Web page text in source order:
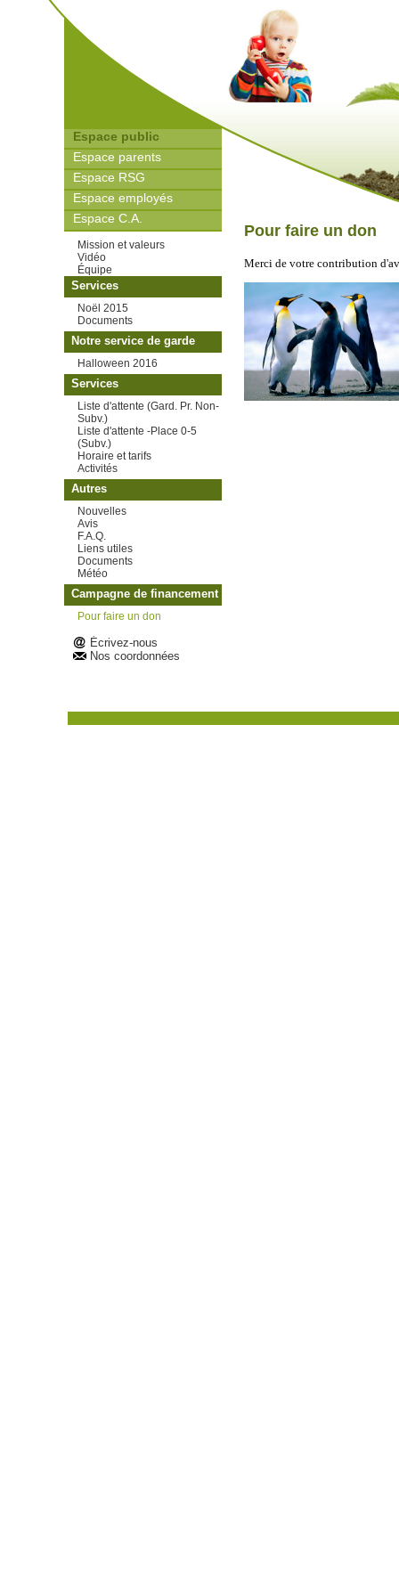
Espace public
Espace parents
Espace RSG
Espace employés
Espace C.A.
Mission et valeurs
Vidéo
Équipe
Services
Noël 2015
Documents
Notre service de garde
Halloween 2016
Services
Liste d'attente (Gard. Pr. Non-
Subv.)
Liste d'attente -Place 0-5
(Subv.)
Horaire et tarifs
Activités
Autres
Nouvelles
Avis
F.A.Q.
Liens utiles
Documents
Météo
Campagne de financement
Pour faire un don
Écrivez-nous
Nos coordonnées
Pour faire un don
Merci de votre contribution